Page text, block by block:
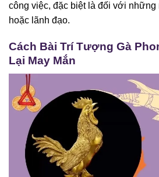
công việc, đặc biệt là đối với
hoặc lãnh đạo.
Cách Bài Trí Tượng Gà
Lại May Mắn